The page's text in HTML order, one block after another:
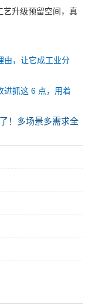
艺升级预留空间，真
由，让它成工业分
进抓这 6 点，用着
！多场景多需求全